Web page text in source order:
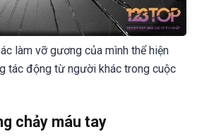
làm vỡ gương của mình thể hiện
tác động từ người khác trong cuộc
chảy máu tay